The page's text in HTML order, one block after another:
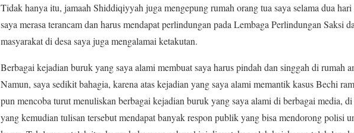
Tidak hanya itu, jamaah Shiddiqiyyah juga mengepung rumah orang tua saya selama dua
saya merasa terancam dan harus mendapat perlindungan pada Lembaga Perlindungan Saksi
masyarakat di desa saya juga mengalamai ketakutan.
Berbagai kejadian buruk yang saya alami membuat saya harus pindah dan singgah di rumah
Namun, saya sedikit bahagia, karena atas kejadian yang saya alami memantik kasus Bechi
pun mencoba turut menuliskan berbagai kejadian buruk yang saya alami di berbagai media,
yang kemudian tulisan tersebut mendapat banyak respon publik yang bisa mendorong polisi